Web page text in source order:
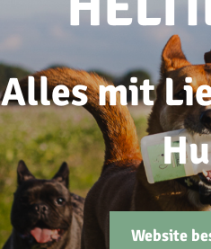
Alles mit
Website